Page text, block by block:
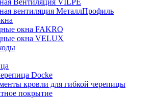
Вентиляция VILPE
вентиляция МеталлПрофиль
окна FAKRO
окна VELUX
Docke
кровли для гибкой черепицы
покрытие